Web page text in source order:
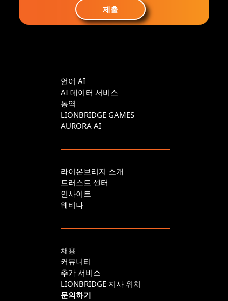
제출
언어 AI
AI 데이터 서비스
통역
LIONBRIDGE GAMES
AURORA AI
라이온브리지 소개
트러스트 센터
인사이트
웨비나
채용
커뮤니티
추가 서비스
LIONBRIDGE 지사 위치
문의하기